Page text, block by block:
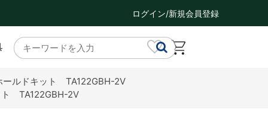
ログイン/新規会員登録
ルドキット TA122GBH-2V
ト TA122GBH-2V